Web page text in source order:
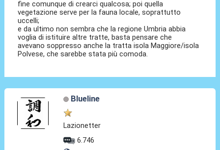
fine comunque di crearci qualcosa; poi quella
vegetazione serve per la fauna locale, soprattutto
uccelli;
e da ultimo non sembra che la regione Umbria abbia
voglia di istituire altre tratte, basta pensare che
avevano soppresso anche la tratta isola Maggiore/isola
Polvese, che sarebbe stata più comoda.
Blueline
Lazionetter
6.746